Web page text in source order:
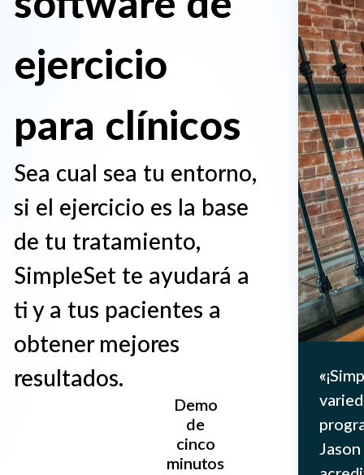
Sea cual sea tu entorno, SimpleSet
Conoce SimpleSet
Simplifica la prescripción, impulsa el
ejercicio
para clínicos
Sea cual sea tu entorno,
si el ejercicio es la base
de tu tratamiento,
SimpleSet te ayudará a
ti y a tus pacientes a
obtener mejores
resultados.
Demo
de
cinco
minutos